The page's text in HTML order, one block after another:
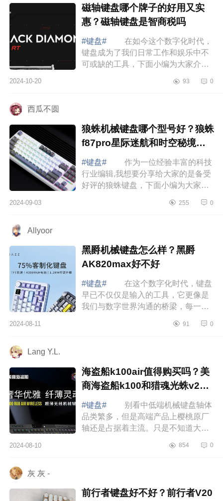
磁轴键盘哪个牌子的好用又实
惠？磁轴键盘是智商税吗
#键盘#
在如今这个数字化时代，
键盘成为了我们日常工作和娱乐中不
可或缺的工具，下面小编为大家介绍
磁轴键盘是智商税吗，下面小编为大
2024-10-20 93 0
西瓜不圆
狼蛛机械键盘哪个型号好？狼蛛
f87pro星际迷航和时空秘境哪
个好看
#键盘#
作为一位经验丰富的科技
行业编辑,我想要分享给大家的是备受
好评的狼蛛键盘，下面小编为大家介
f87pro星际迷航和时空秘境哪个好
2024-09-03 255 0
Allyoor
黑爵机械键盘怎么样？黑爵
AK820max好不好
#键盘#
在这个数字化时代，键盘
早已不仅仅是输入的工具，它更像是
我们与数字世界沟通的桥梁，每一次
面小编为大家介绍下黑爵机械键盘怎
2024-08-11 91 0
Lang Y.L.
海盗船k100air值得购买吗？美
商海盗船k100和猎魂光蛛v2哪
个好
#键盘#
别看中低端机械键盘轴体
品类繁多，但是高端产品上樱桃原厂
轴还是占据着主流。只是不知道大家
也开始力推光轴。下面小编为大家介
2024-08-10 854 0
灰 灰 -
前行者键盘好不好？前行者V20